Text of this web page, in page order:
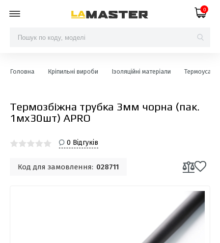
0
Головна Кріпильні вироби Ізоляційні матеріали
Термозбіжна трубка 3мм чорна (пак.
1мx30шт) APRO
0 Відгуків
Код для замовлення: 028711